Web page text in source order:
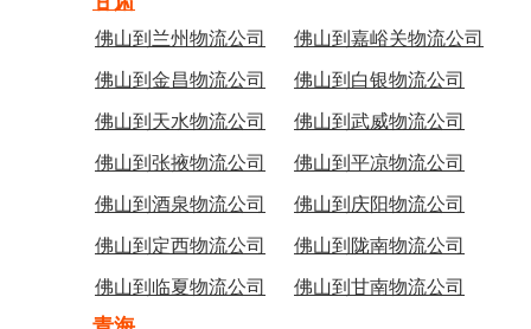
佛山到兰州物流公司 佛山到嘉峪关物流公司
佛山到金昌物流公司 佛山到白银物流公司
佛山到天水物流公司 佛山到武威物流公司
佛山到张掖物流公司 佛山到平凉物流公司
佛山到酒泉物流公司 佛山到庆阳物流公司
佛山到定西物流公司 佛山到陇南物流公司
佛山到临夏物流公司 佛山到甘南物流公司